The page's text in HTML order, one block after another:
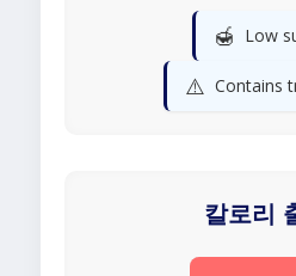
🍯 Low
⚠️ Contains
칼로리